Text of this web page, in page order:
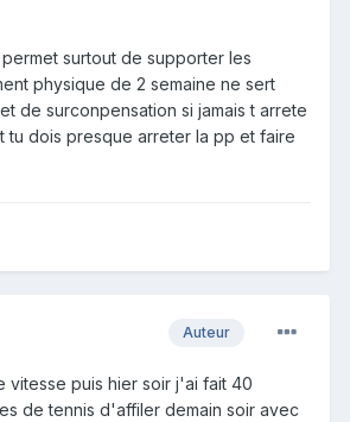
surtout de supporter les
physique de 2 semaine ne sert
de surconpensation si jamais t arrete
tu dois presque arreter la pp et faire
Auteur
vitesse puis hier soir j'ai fait 40
de tennis d'affiler demain soir avec